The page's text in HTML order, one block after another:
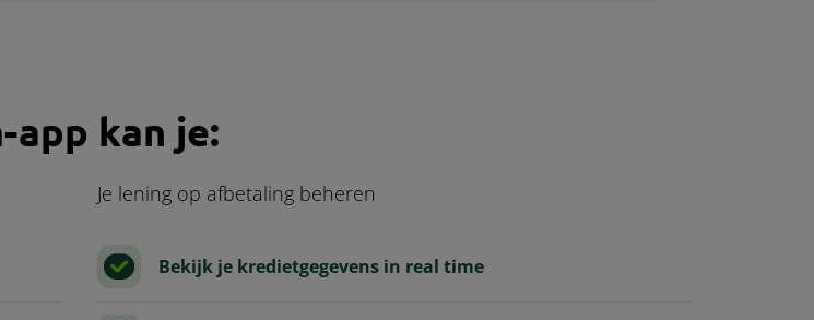
kan je:
Je lening op afbetaling beheren
Bekijk je kredietgegevens in real time